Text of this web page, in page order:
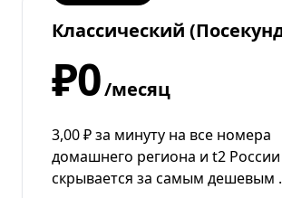
Классический
₽0/месяц
3,00 ₽ за минуту на все номера
домашнего региона и t2
скрывается за самым дешевым